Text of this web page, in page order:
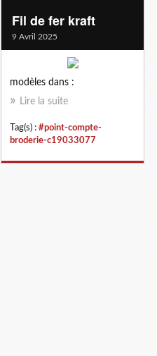
Fil de fer kraft
9 Avril 2025
modèles dans :
Lire la suite
Tag(s) : #point-compte-
broderie-c19033077